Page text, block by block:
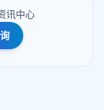
讯中心